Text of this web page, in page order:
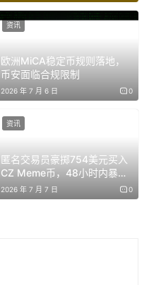
欧洲MiCA稳定币规则落地，
币安面临合规限制
2026 年 7 月 6 日 0
资讯
匿名交易员豪掷754美元买入
CZ Meme币，48小时内暴赚
27万美元，收益357倍
2026 年 7 月 7 日 0
资讯